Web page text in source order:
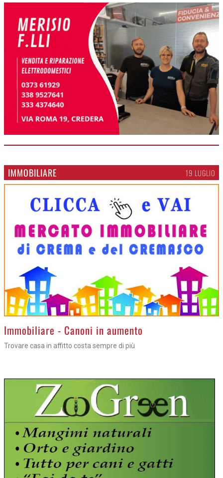
IMMOBILIARE 19 LUGLIO
>Immobiliare - Canoni in aumento
Trovare casa in affitto costa sempre di più